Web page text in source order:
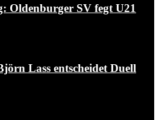
Oldenburger SV fegt U21
Lass entscheidet Duell